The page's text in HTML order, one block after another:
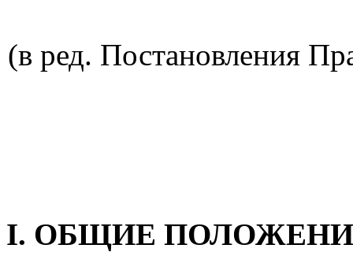
(в ред. Постановления
I. ОБЩИЕ